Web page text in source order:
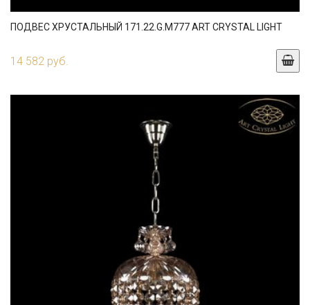
ПОДВЕС ХРУСТАЛЬНЫЙ 171.22.G.M777 ART CRYSTAL LIGHT
14 582 руб.